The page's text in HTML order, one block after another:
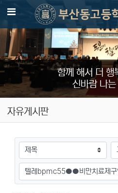
함께 해서 더 행
신바람 나
메뉴
자유게시판
검색대상
검색어